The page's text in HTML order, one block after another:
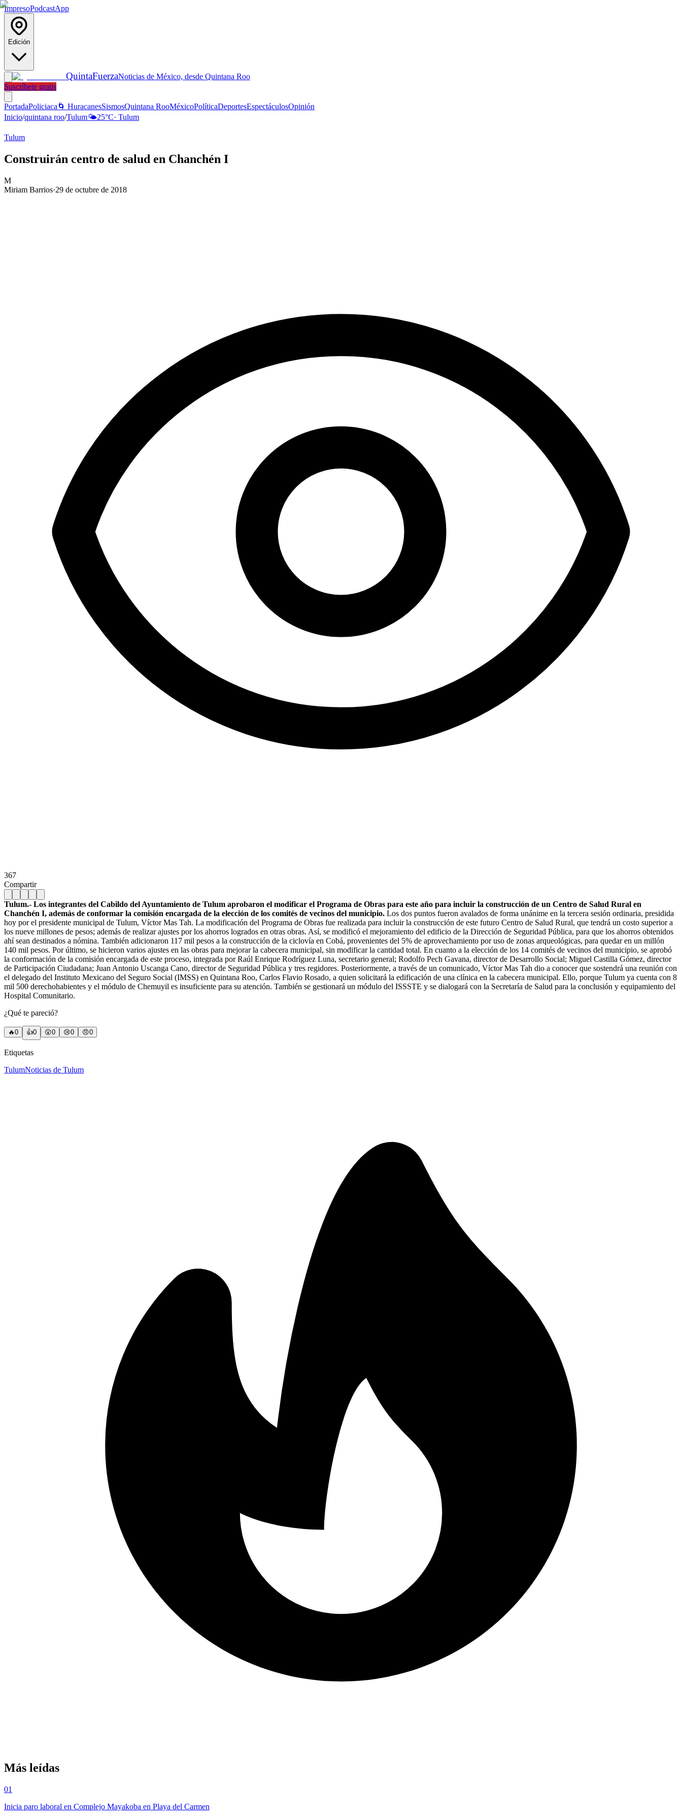
ImpresoPodcastApp
Edición
QuintaFuerzaNoticias de México, desde Quintana Roo
Suscríbete gratis
PortadaPoliciaca 🌀 HuracanesSismosQuintana RooMéxicoPolíticaDeportesEspectáculosOpinión
Inicio/quintana roo/Tulum🌤️25°C· Tulum
Tulum
Construirán centro de salud en Chanchén I
M
Miriam Barrios·29 de octubre de 2018
367
Compartir
Tulum.- Los integrantes del Cabildo del Ayuntamiento de Tulum aprobaron el modificar el Programa de Obras para este año para incluir la construcción de un Centro de Salud Rural en
Chanchén I, además de conformar la comisión encargada de la elección de los comités de vecinos del municipio. Los dos puntos fueron avalados de forma unánime en la tercera sesión ordinaria, presidida
hoy por el presidente municipal de Tulum, Víctor Mas Tah. La modificación del Programa de Obras fue realizada para incluir la construcción de este futuro Centro de Salud Rural, que tendrá un costo superior a
los nueve millones de pesos; además de realizar ajustes por los ahorros logrados en otras obras. Así, se modificó el mejoramiento del edificio de la Dirección de Seguridad Pública, para que los ahorros obtenidos
ahí sean destinados a nómina. También adicionaron 117 mil pesos a la construcción de la ciclovía en Cobá, provenientes del 5% de aprovechamiento por uso de zonas arqueológicas, para quedar en un millón
140 mil pesos. Por último, se hicieron varios ajustes en las obras para mejorar la cabecera municipal, sin modificar la cantidad total. En cuanto a la elección de los 14 comités de vecinos del municipio, se aprobó
la conformación de la comisión encargada de este proceso, integrada por Raúl Enrique Rodríguez Luna, secretario general; Rodolfo Pech Gavana, director de Desarrollo Social; Miguel Castilla Gómez, director
de Participación Ciudadana; Juan Antonio Uscanga Cano, director de Seguridad Pública y tres regidores. Posteriormente, a través de un comunicado, Víctor Mas Tah dio a conocer que sostendrá una reunión con
el delegado del Instituto Mexicano del Seguro Social (IMSS) en Quintana Roo, Carlos Flavio Rosado, a quien solicitará la edificación de una clínica en la cabecera municipal. Ello, porque Tulum ya cuenta con 8
mil 500 derechohabientes y el módulo de Chemuyil es insuficiente para su atención. También se gestionará un módulo del ISSSTE y se dialogará con la Secretaría de Salud para la conclusión y equipamiento del
Hospital Comunitario.
¿Qué te pareció?
🔥0 👍0 😲0 😢0 😠0
Etiquetas
TulumNoticias de Tulum
Más leídas
01
Inicia paro laboral en Complejo Mayakoba en Playa del Carmen